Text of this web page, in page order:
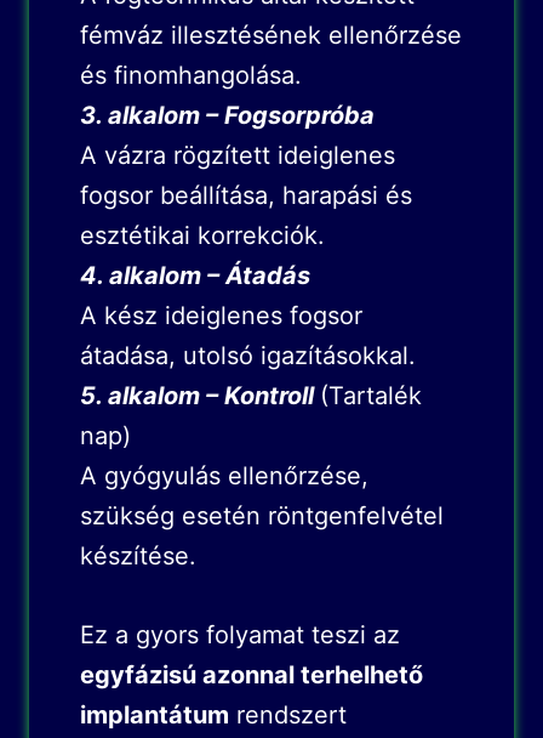
fémváz illesztésének ellenőrzése
és finomhangolása.
3. alkalom – Fogsorpróba
A vázra rögzített ideiglenes
fogsor beállítása, harapási és
esztétikai korrekciók.
4. alkalom – Átadás
A kész ideiglenes fogsor
átadása, utolsó igazításokkal.
5. alkalom – Kontroll (Tartalék
nap)
A gyógyulás ellenőrzése,
szükség esetén röntgenfelvétel
készítése.
Ez a gyors folyamat teszi az
egyfázisú azonnal terhelhető
implantátum rendszert